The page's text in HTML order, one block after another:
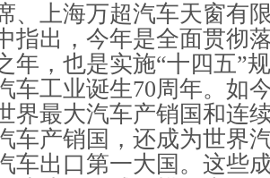
、上海万超汽车天窗有
指出，今年是全面贯彻
年，也是实施“十四五”
车工业诞生70周年。如
界最大汽车产销国和连
车产销国，还成为世界
车出口第一大国。这些